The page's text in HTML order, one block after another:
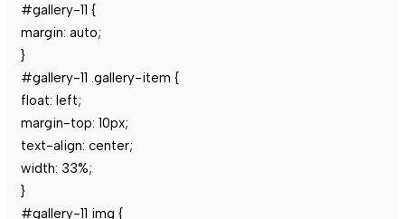
#gallery-11 {
margin: auto;
}
#gallery-11 .gallery-item {
float: left;
margin-top: 10px;
text-align: center;
width: 33%;
}
#gallery-11 img {